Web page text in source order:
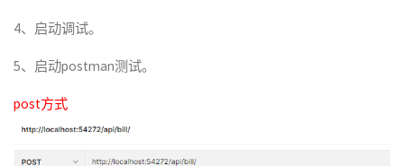
4、启动调试。
5、启动postman测试。
post方式